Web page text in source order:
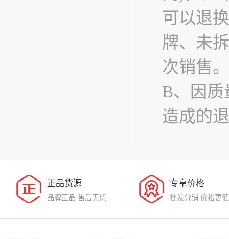
可以退
牌、未
次销售。
B、因
造成的
正品货源
品牌正品 售后无忧
专享价格
批发分销 价格更低